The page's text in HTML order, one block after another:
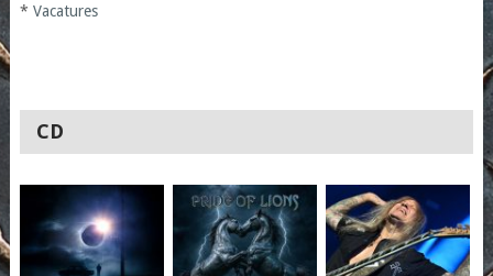
* Vacatures
CD